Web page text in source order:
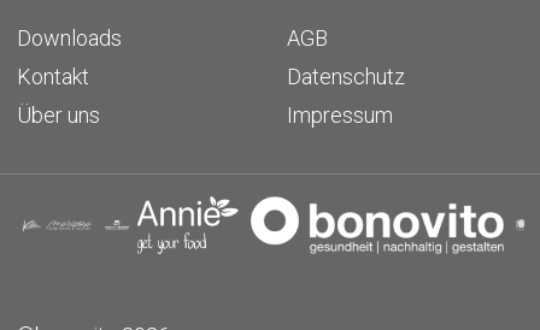
Downloads
Kontakt
Über uns
AGB
Datenschutz
Impressum